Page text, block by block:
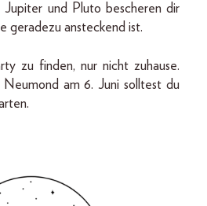
Jupiter und Pluto bescheren dir
geradezu ansteckend ist.
zu finden, nur nicht zuhause.
am 6. Juni solltest du